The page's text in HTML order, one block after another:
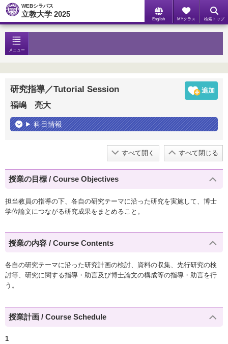
WEBシラバス
立教大学 2025
English MYクラス 検索トップ
メニュー
研究指導／Tutorial Session
福嶋 亮大
科目情報
すべて開く すべて閉じる
授業の目標 / Course Objectives
担当教員の指導の下、各自の研究テーマに沿った研究を実施して、博士
学位論文につながる研究成果をまとめること。
授業の内容 / Course Contents
各自の研究テーマに沿った研究計画の検討、資料の収集、先行研究の検
討等、研究に関する指導・助言及び博士論文の構成等の指導・助言を行
う。
授業計画 / Course Schedule
1